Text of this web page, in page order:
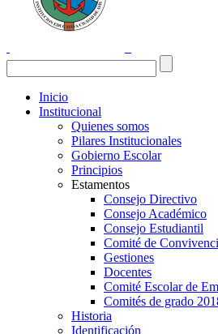
Inicio
Institucional
Quienes somos
Pilares Institucionales
Gobierno Escolar
Principios
Estamentos
Consejo Directivo
Consejo Académico
Consejo Estudiantil
Comité de
Gestiones
Docentes
Comité Escolar de
Comités de grado
Historia
Identificación